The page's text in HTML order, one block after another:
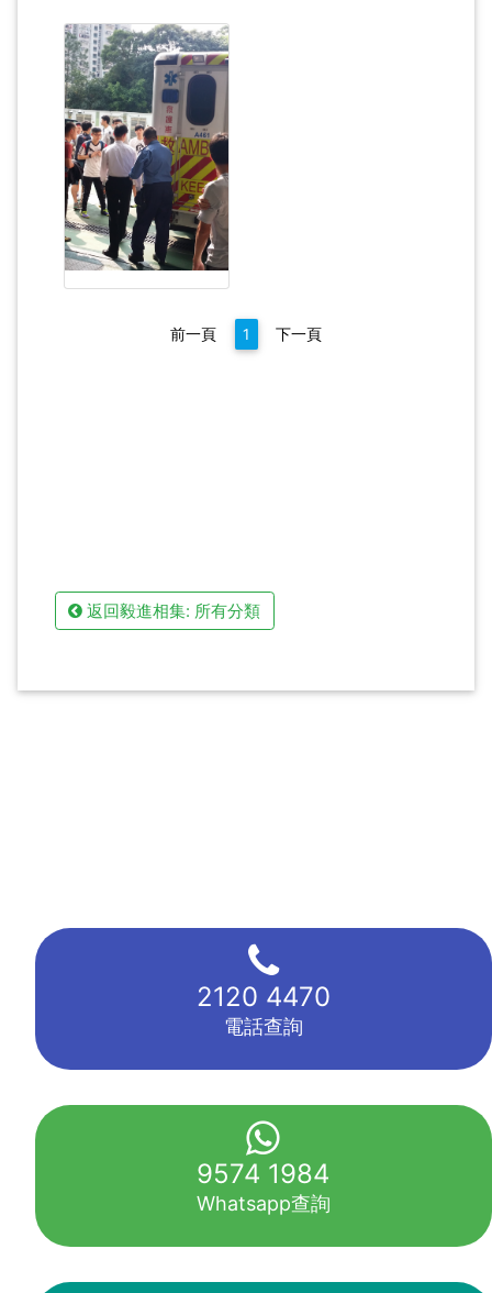
前一頁 1 下一頁
返回毅進相集: 所有分類
2120 4470
電話查詢
9574 1984
Whatsapp查詢